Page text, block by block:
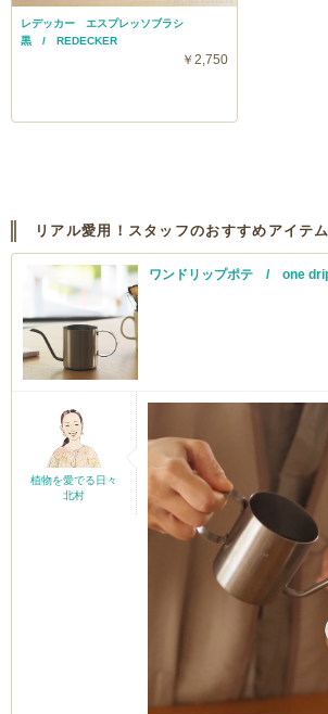
レデッカー エスプレッソブラシ
黒 / REDECKER
￥2,750
リアル愛用！スタッフのおすすめアイテム
ワンドリップポテ / one
植物を愛でる日々
北村